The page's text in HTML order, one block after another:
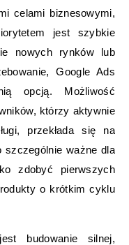
celami biznesowymi,
jest szybkie
nowych rynków lub
Google Ads
opcją. Możliwość
którzy aktywnie
przekłada się na
ważne dla
zdobyć pierwszych
o krótkim cyklu
budowanie silnej,